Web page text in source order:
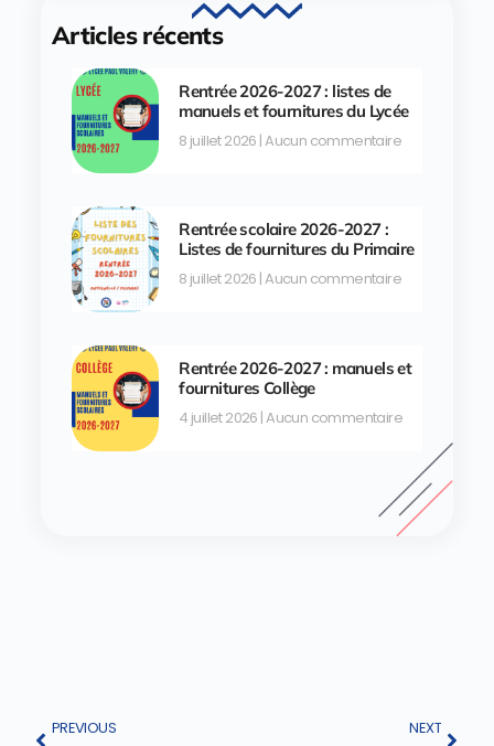
Articles récents
Rentrée 2026-2027 : listes de
manuels et fournitures du Lycée
8 juillet 2026 Aucun commentaire
Rentrée scolaire 2026-2027 :
Listes de fournitures du Primaire
8 juillet 2026 Aucun commentaire
Rentrée 2026-2027 : manuels et
fournitures Collège
4 juillet 2026 Aucun commentaire
PREVIOUS NEXT